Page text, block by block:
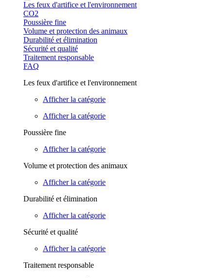
Les feux d'artifice et l'environnement
CO2
Poussière fine
Volume et protection des animaux
Durabilité et élimination
Sécurité et qualité
Traitement responsable
FAQ
Les feux d'artifice et l'environnement
Afficher la catégorie
Afficher la catégorie
Poussière fine
Afficher la catégorie
Volume et protection des animaux
Afficher la catégorie
Durabilité et élimination
Afficher la catégorie
Sécurité et qualité
Afficher la catégorie
Traitement responsable